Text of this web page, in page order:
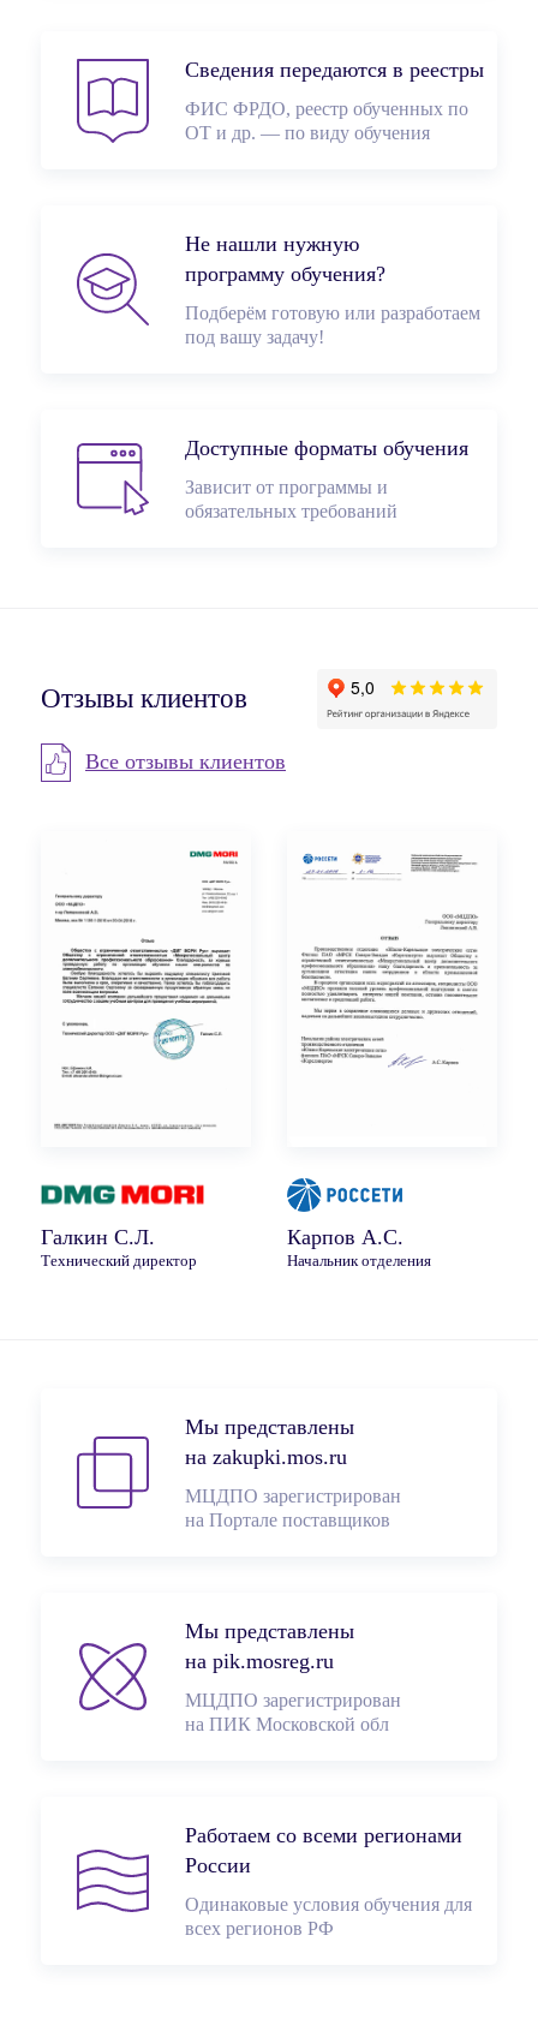
Сведения передаются в реестры
ФИС ФРДО, реестр обученных по
ОТ и др. — по виду обучения
Не нашли нужную
программу обучения?
Подберём готовую или разработаем
под вашу задачу!
Доступные форматы обучения
Зависит от программы и
обязательных требований
Отзывы клиентов
Все отзывы клиентов
Галкин С.Л.
Технический директор
Карпов А.С.
Начальник отделения
Мы представлены
на zakupki.mos.ru
МЦДПО зарегистрирован
на Портале поставщиков
Мы представлены
на pik.mosreg.ru
МЦДПО зарегистрирован
на ПИК Московской обл
Работаем со всеми регионами
России
Одинаковые условия обучения для
всех регионов РФ